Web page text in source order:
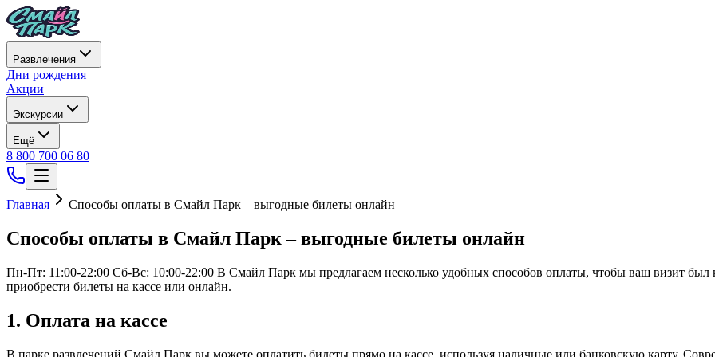
Развлечения
Дни рождения
Акции
Экскурсии
Ещё
8 800 700 06 80
Главная Способы оплаты в Смайл Парк – выгодные билеты онлайн
Способы оплаты в Смайл Парк – выгодные билеты онлайн
Пн-Пт: 11:00-22:00 Сб-Вс: 10:00-22:00 В Смайл Парк мы предлагаем несколько удобных способов оплаты, чтобы ваш визит
приобрести билеты на кассе или онлайн.
1. Оплата на кассе
В парке развлечений Смайл Парк вы можете оплатить билеты прямо на кассе, используя наличные или банковскую карту.